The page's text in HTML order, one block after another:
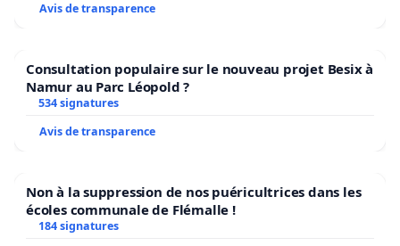
Avis de transparence
Consultation populaire sur le nouveau projet Besix à
Namur au Parc Léopold ?
534 signatures
Avis de transparence
Non à la suppression de nos puéricultrices dans les
écoles communale de Flémalle !
184 signatures